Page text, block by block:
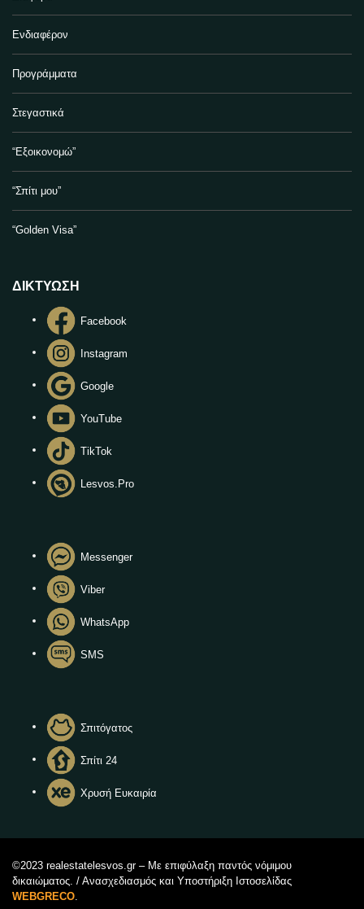
Ενδιαφέρον
Προγράμματα
Στεγαστικά
“Εξοικονομώ”
“Σπίτι μου”
“Golden Visa”
ΔΙΚΤΥΩΣΗ
Facebook
Instagram
Google
YouTube
TikTok
Lesvos.Pro
Messenger
Viber
WhatsApp
SMS
Σπιτόγατος
Σπίτι 24
Χρυσή Ευκαιρία
©2023 realestatelesvos.gr – Με επιφύλαξη παντός νόμιμου
δικαιώματος. / Ανασχεδιασμός και Υποστήριξη Ιστοσελίδας
WEBGRECO.